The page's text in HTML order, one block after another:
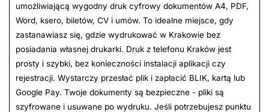
umożliwiającą wygodny druk cyfrowy dokumentów A4, PDF,
Word, ksero, biletów, CV i umów. To idealne miejsce, gdy
zastanawiasz się, gdzie wydrukować w Krakowie bez
posiadania własnej drukarki. Druk z telefonu Kraków jest
prosty i szybki, bez konieczności instalacji aplikacji czy
rejestracji. Wystarczy przesłać plik i zapłacić BLIK, kartą lub
Google Pay. Twoje dokumenty są bezpieczne - pliki są
szyfrowane i usuwane po wydruku. Jeśli potrzebujesz punktu